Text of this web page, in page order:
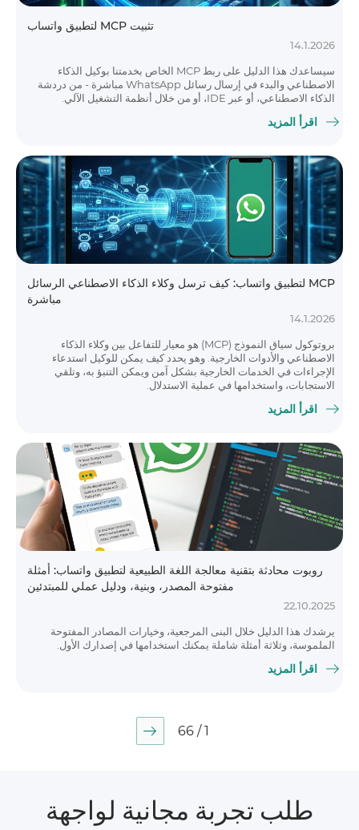
تثبيت MCP لتطبيق واتساب
14.1.2026
سيساعدك هذا الدليل على ربط MCP الخاص بخدمتنا بوكيل الذكاء
الاصطناعي والبدء في إرسال رسائل WhatsApp مباشرة - من دردشة
الذكاء الاصطناعي، أو عبر IDE، أو من خلال أنظمة التشغيل الآلي.
اقرأ المزيد
MCP لتطبيق واتساب: كيف ترسل وكلاء الذكاء الاصطناعي الرسائل
مباشرة
14.1.2026
بروتوكول سياق النموذج (MCP) هو معيار للتفاعل بين وكلاء الذكاء
الاصطناعي والأدوات الخارجية. وهو يحدد كيف يمكن للوكيل استدعاء
الإجراءات في الخدمات الخارجية بشكل آمن ويمكن التنبؤ به، وتلقي
الاستجابات، واستخدامها في عملية الاستدلال.
اقرأ المزيد
روبوت محادثة بتقنية معالجة اللغة الطبيعية لتطبيق واتساب: أمثلة
مفتوحة المصدر، وبنية، ودليل عملي للمبتدئين
22.10.2025
يرشدك هذا الدليل خلال البنى المرجعية، وخيارات المصادر المفتوحة
الملموسة، وثلاثة أمثلة شاملة يمكنك استخدامها في إصدارك الأول.
اقرأ المزيد
1 / 66
طلب تجربة مجانية لواجهة